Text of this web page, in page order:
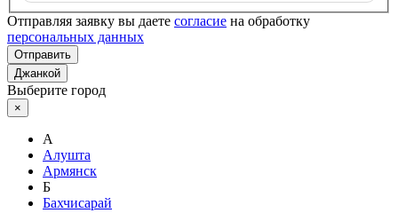
Отправляя заявку вы даете согласие на обработку
персональных данных
Отправить
Джанкой
Выберите город
×
А
Алушта
Армянск
Б
Бахчисарай